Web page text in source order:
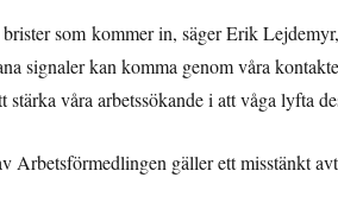
som kommer in, säger Erik
signaler kan komma genom våra
våra arbetssökande i att våga lyfta
Arbetsförmedlingen gäller ett misstänkt